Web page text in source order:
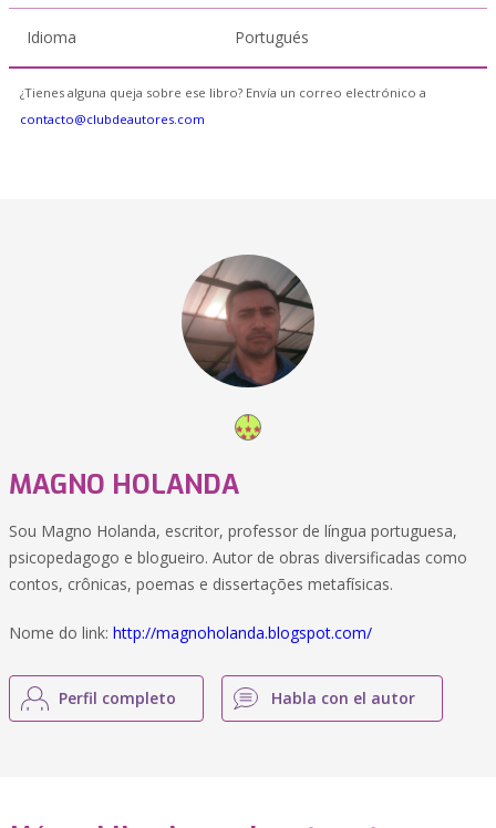
Idioma Portugués
¿Tienes alguna queja sobre ese libro? Envía un correo electrónico a
contacto@clubdeautores.com
MAGNO HOLANDA
Sou Magno Holanda, escritor, professor de língua portuguesa,
psicopedagogo e blogueiro. Autor de obras diversificadas como
contos, crônicas, poemas e dissertações metafísicas.
Nome do link: http://magnoholanda.blogspot.com/
Perfil completo Habla con el autor